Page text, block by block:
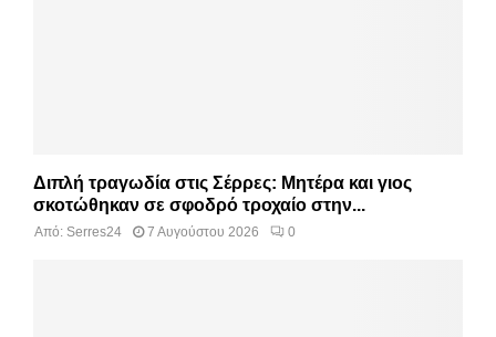
Διπλή τραγωδία στις Σέρρες: Μητέρα και γιος
σκοτώθηκαν σε σφοδρό τροχαίο στην...
Από: Serres24 7 Αυγούστου 2026 0